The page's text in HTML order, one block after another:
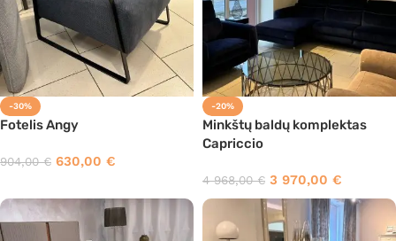
-30%
Fotelis Angy
904,00€ 630,00 €
-20%
Minkštų baldų komplektas
Capriccio
4 968,00€ 3 970,00 €